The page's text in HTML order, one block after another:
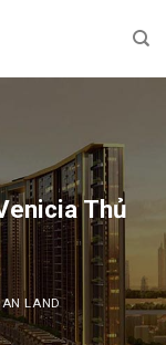
Thủ
LAND